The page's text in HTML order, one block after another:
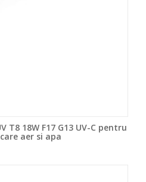
T8 18W F17 G13 UV-C pentru
aer si apa